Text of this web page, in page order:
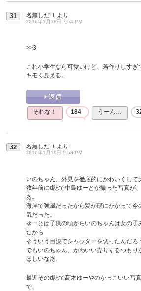
31 名無しだＪ より
2016年1月18日 7:54 PM
>>3
これ小学生なら可愛いけど、若作りしすぎ
キモく見える。
それな！ 184 うーん…
32 名無しだＪ より
2016年1月19日 5:53 PM
いのちゃん、外見を徹底的にかわいくして
数年前にd誌で中島ゆーとが撮った写真が
あ。
海岸で強風だったから髪が顔にかかって今
気だった。
ゆーとは子供の頃からいのちゃんは女の子
たから
そういう目線でシャッターを切ったんだろ
でもいのちゃん、かわいい売りするつもり
ほしいなあ。
最近そのd誌で髙木ゆーやのかっこいい写
で、